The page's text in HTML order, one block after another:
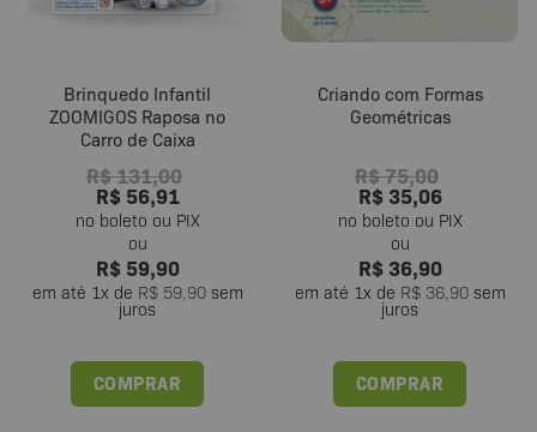
Brinquedo Infantil
ZOOMIGOS Raposa no
Carro de Caixa
R$131,00
R$56,91
R$59,90
em até 1x de R$59,90sem
juros
COMPRAR
Criando com Formas
Geométricas
R$75,00
R$35,06
R$36,90
em até 1x de R$36,90sem
juros
COMPRAR